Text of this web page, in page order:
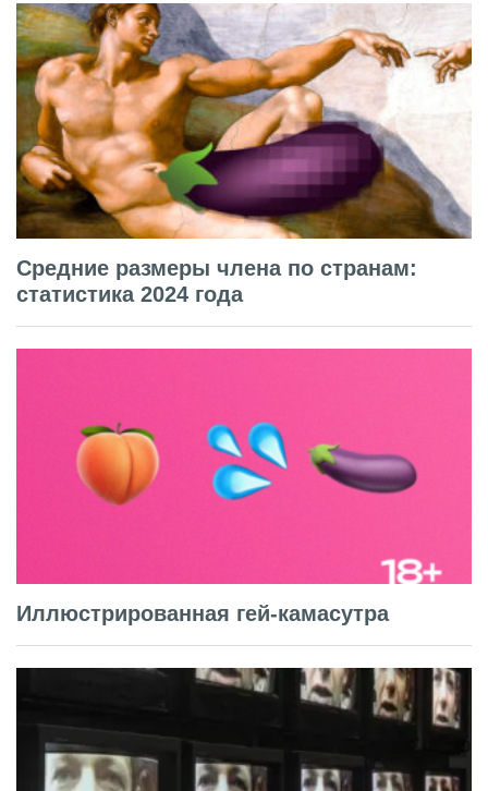
Средние размеры члена по странам:
статистика 2024 года
Иллюстрированная гей-камасутра